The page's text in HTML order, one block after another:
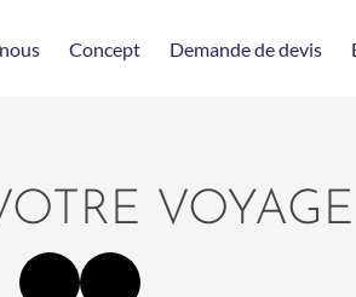
Concept Demande de devis